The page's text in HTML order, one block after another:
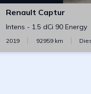
Renault Captur
Intens - 1.5 dCi 90 Energy
2019 92959km